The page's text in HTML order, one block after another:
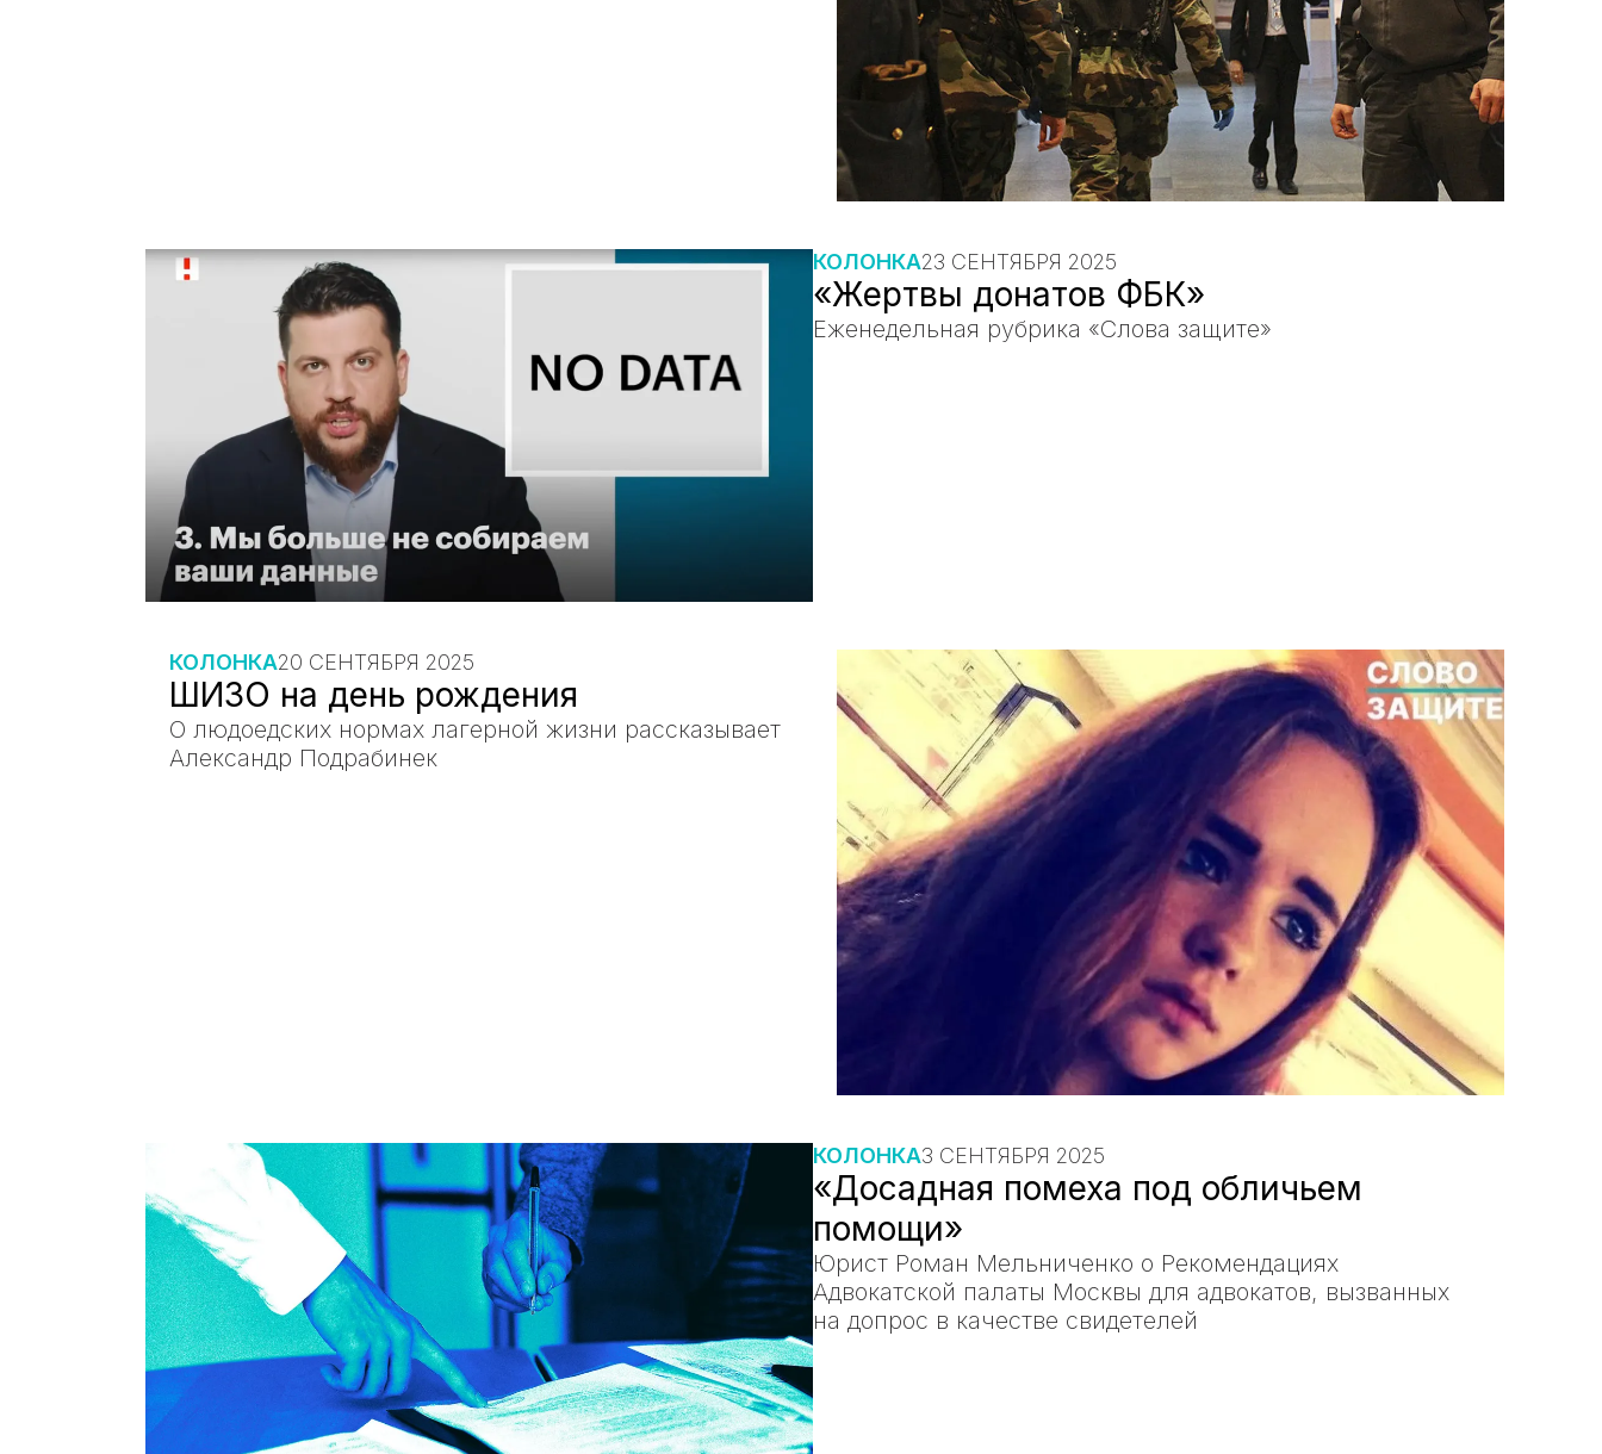
КОЛОНКА23 СЕНТЯБРЯ 2025
«Жертвы донатов ФБК»
Еженедельная рубрика «Слова защите»
КОЛОНКА20 СЕНТЯБРЯ 2025
ШИЗО на день рождения
О людоедских нормах лагерной жизни рассказывает
Александр Подрабинек
КОЛОНКА3 СЕНТЯБРЯ 2025
«Досадная помеха под обличьем
помощи»
Юрист Роман Мельниченко о Рекомендациях
Адвокатской палаты Москвы для адвокатов, вызванных
на допрос в качестве свидетелей